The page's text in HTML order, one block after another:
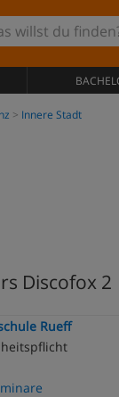
Innere Stadt
Discofox 2
Rueff